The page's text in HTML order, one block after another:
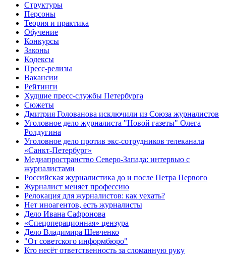
Структуры
Персоны
Теория и практика
Обучение
Конкурсы
Законы
Кодексы
Пресс-релизы
Вакансии
Рейтинги
Худшие пресс-службы Петербурга
Сюжеты
Дмитрия Голованова исключили из Союза журналистов
Уголовное дело журналиста "Новой газеты" Олега
Ролдугина
Уголовное дело против экс-сотрудников телеканала
«Санкт-Петербург»
Медиапространство Северо-Запада: интервью с
журналистами
Российская журналистика до и после Петра Первого
Журналист меняет профессию
Релокация для журналистов: как уехать?
Нет иноагентов, есть журналисты
Дело Ивана Сафронова
«Спецоперационная» цензура
Дело Владимира Шевченко
"От советского информбюро"
Кто несёт ответственность за сломанную руку